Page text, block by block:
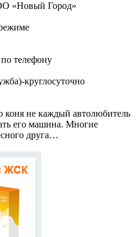
«Новый Город»
телефону
круглосуточно
коня не каждый автолюбитель
его машина. Многие
друга…